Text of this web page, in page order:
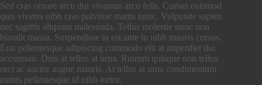
Sed cras ornare arcu dui vivamus arcu felis. Cursus euismod
quis viverra nibh cras pulvinar mattis nunc. Vulputate sapien
nec sagittis aliquam malesuada. Tellus molestie nunc non
blandit massa. Suspendisse in est ante in nibh mauris cursus.
Erat pellentesque adipiscing commodo elit at imperdiet dui
accumsan. Duis at tellus at urna. Rutrum quisque non tellus
orci ac auctor augue mauris. At tellus at urna condimentum
mattis pellentesque id nibh tortor.